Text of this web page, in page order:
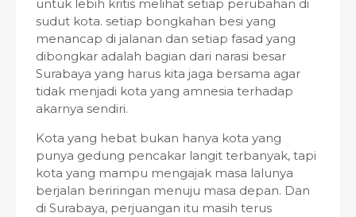
untuk lebih kritis melihat setiap perubahan di
sudut kota. setiap bongkahan besi yang
menancap di jalanan dan setiap fasad yang
dibongkar adalah bagian dari narasi besar
Surabaya yang harus kita jaga bersama agar
tidak menjadi kota yang amnesia terhadap
akarnya sendiri.
Kota yang hebat bukan hanya kota yang
punya gedung pencakar langit terbanyak, tapi
kota yang mampu mengajak masa lalunya
berjalan beriringan menuju masa depan. Dan
di Surabaya, perjuangan itu masih terus